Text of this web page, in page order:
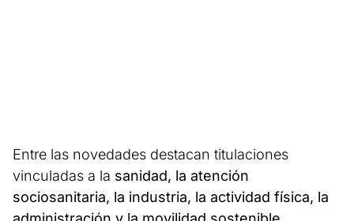
Entre las novedades destacan titulaciones
vinculadas a la sanidad, la atención
sociosanitaria, la industria, la actividad física, la